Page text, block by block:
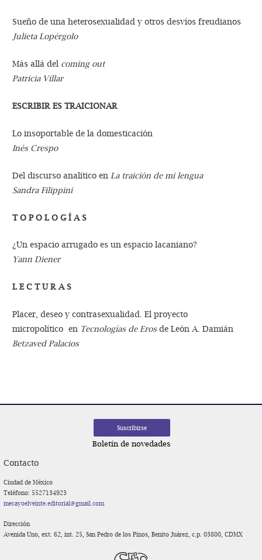
Sueño de una heterosexualidad y otros desvíos freudianos
Julieta Lopérgolo
Más allá del coming out
Patricia Villar
ESCRIBIR ES TRAICIONAR
Lo insoportable de la domesticación
Inés Crespo
Del discurso analítico en La traición de mi lengua
Sandra Filippini
T O P O L O G Í A S
¿Un espacio arrugado es un espacio lacaniano?
Yann Diener
L E C T U R A S
Placer, deseo y contrasexualidad. El proyecto
micropolítico en Tecnologías de Erosde León A. Damián
Betzaved Palacios
Boletín de novedades
Contacto
Ciudad de México
Teléfono: 5527134923
mecayoelveinte.editorial@gmail.com
Dirección
Avenida Uno, ext. 62, int. 25, San Pedro de los Pinos, Benito Juárez, c.p. 03800, CDMX